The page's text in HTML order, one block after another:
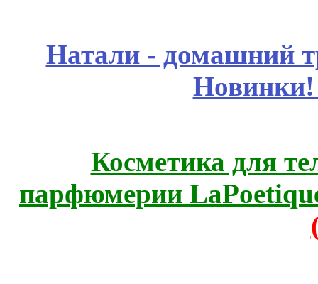
Натали - домашний
Косметика для
парфюмерии